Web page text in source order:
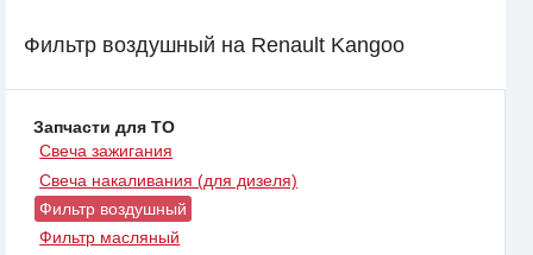
Фильтр воздушный на Renault Kangoo
Запчасти для ТО
Свеча зажигания
Свеча накаливания (для дизеля)
Фильтр воздушный
Фильтр масляный